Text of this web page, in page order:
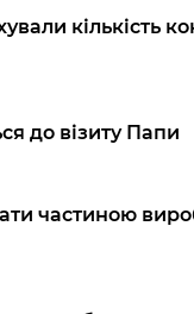
кількість
до візиту Папи
частиною